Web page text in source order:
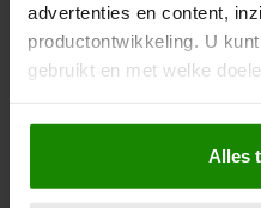
advertenties en content,
productontwikkeling. U
gebruikt en met welke
Als u het toestaat, willen
Informatie
locatie, die tot een
Alles